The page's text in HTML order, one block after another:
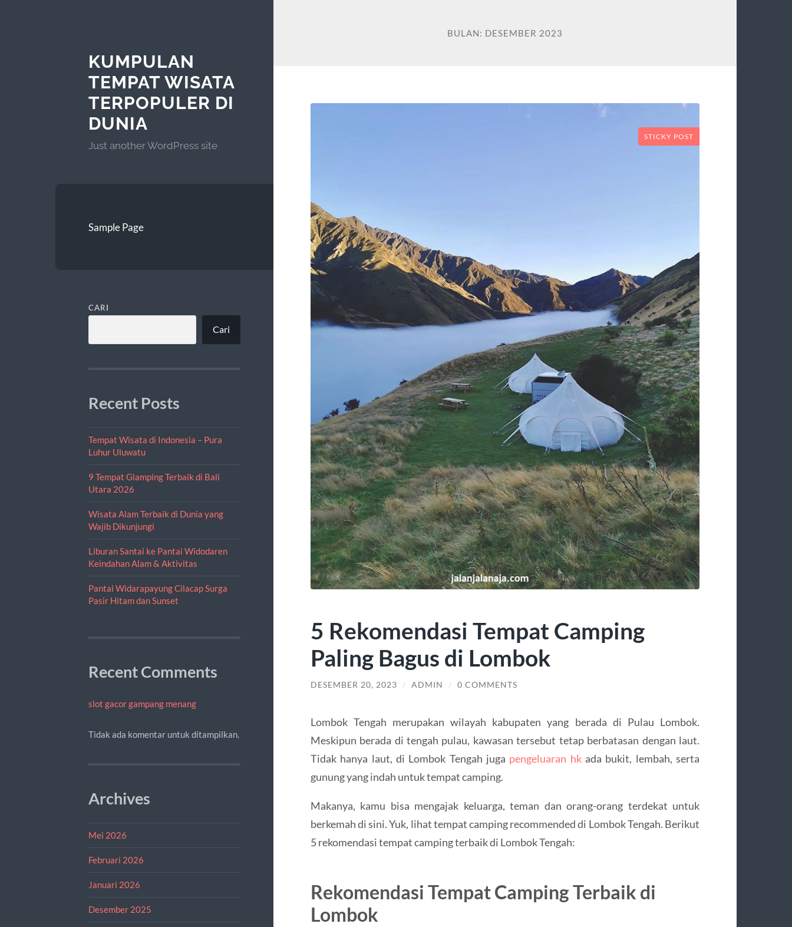
KUMPULAN
TEMPAT WISATA
TERPOPULER DI
DUNIA
Just another WordPress site
Sample Page
CARI
Cari
Recent Posts
Tempat Wisata di Indonesia – Pura
Luhur Uluwatu
9 Tempat Glamping Terbaik di Bali
Utara 2026
Wisata Alam Terbaik di Dunia yang
Wajib Dikunjungi
Liburan Santai ke Pantai Widodaren
Keindahan Alam & Aktivitas
Pantai Widarapayung Cilacap Surga
Pasir Hitam dan Sunset
Recent Comments
slot gacor gampang menang
Tidak ada komentar untuk ditampilkan.
Archives
Mei 2026
Februari 2026
Januari 2026
Desember 2025
BULAN: DESEMBER 2023
STICKY POST
5 Rekomendasi Tempat Camping
Paling Bagus di Lombok
DESEMBER 20, 2023 / ADMIN / 0 COMMENTS
Lombok Tengah merupakan wilayah kabupaten yang berada di Pulau Lombok.
Meskipun berada di tengah pulau, kawasan tersebut tetap berbatasan dengan laut.
Tidak hanya laut, di Lombok Tengah juga pengeluaran hkada bukit, lembah, serta
gunung yang indah untuk tempat camping.
Makanya, kamu bisa mengajak keluarga, teman dan orang-orang terdekat untuk
berkemah di sini. Yuk, lihat tempat camping recommended di Lombok Tengah. Berikut
5 rekomendasi tempat camping terbaik di Lombok Tengah:
Rekomendasi Tempat Camping Terbaik di
Lombok